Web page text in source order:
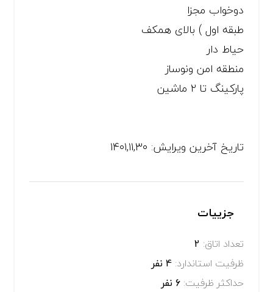
دوخواب مجزا
طبقه اول ) بالای همکف
حیاط دار
منطقه امن ونوساز
پارکینگ تا ۲ ماشین
تاریخ آخرین ویرایش: ۱۴۰۱,۱۱,۳۰
جزییات
تعداد اتاق:
ظرفیت استاندارد:
حداکثر ظرفیت: